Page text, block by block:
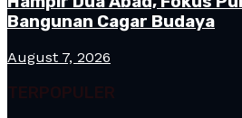
Bangunan Cagar Budaya
August 7, 2026
TERPOPULER